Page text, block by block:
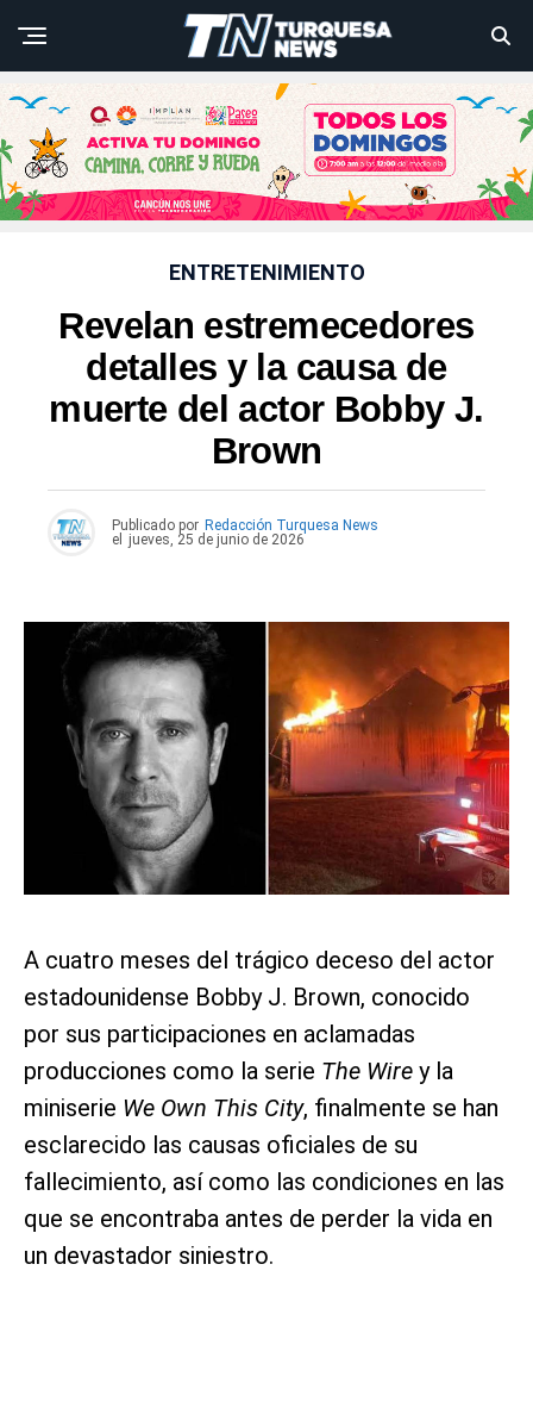
ENTRETENIMIENTO
Revelan estremecedores
detalles y la causa de
muerte del actor Bobby J.
Brown
Publicado por Redacción Turquesa News
el
jueves, 25 de junio de 2026
A cuatro meses del trágico deceso del actor
estadounidense Bobby J. Brown, conocido
por sus participaciones en aclamadas
producciones como la serie The Wire y la
miniserie We Own This City, finalmente se han
esclarecido las causas oficiales de su
fallecimiento, así como las condiciones en las
que se encontraba antes de perder la vida en
un devastador siniestro.